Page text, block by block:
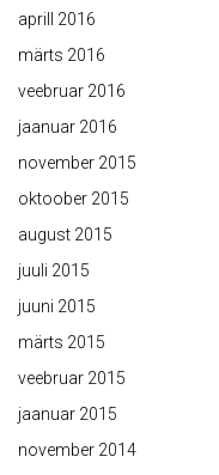
aprill 2016
märts 2016
veebruar 2016
jaanuar 2016
november 2015
oktoober 2015
august 2015
juuli 2015
juuni 2015
märts 2015
veebruar 2015
jaanuar 2015
november 2014